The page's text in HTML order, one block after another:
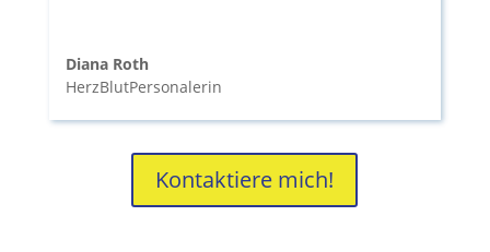
Diana Roth
HerzBlutPersonalerin
Kontaktiere mich!